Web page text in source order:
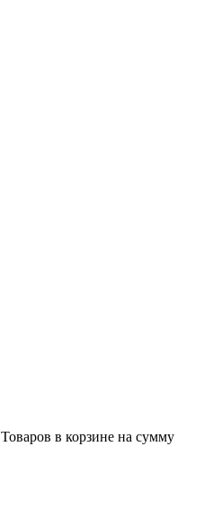
Товаров в корзине на сумму